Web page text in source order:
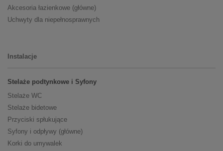
Akcesoria łazienkowe (główne)
Uchwyty dla niepełnosprawnych
Instalacje
Stelaże podtynkowe i Syfony
Stelaże WC
Stelaże bidetowe
Przyciski spłukujące
Syfony i odpływy (główne)
Korki do umywalek